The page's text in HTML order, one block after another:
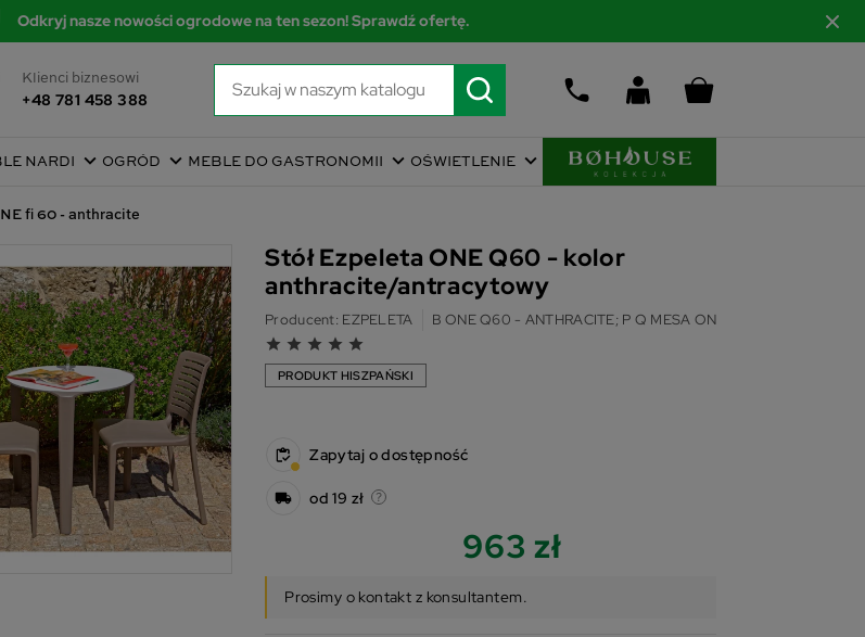
Odkryj nasze nowości ogrodowe na ten sezon! Sprawdź ofertę.
Klienci biznesowi
+48 781 458 388
NARDI OGRÓD MEBLE DO GASTRONOMII OŚWIETLENIE
fi 60 - anthracite
Stół Ezpeleta ONE Q60 - kolor
anthracite/antracytowy
Producent: EZPELETA B ONE Q60 - ANTHRACITE; P Q MESA ONE - ANTHRACITE
grade grade grade grade grade
PRODUKT HISZPAŃSKI
Zapytaj o dostępność
od 19 zł
963 zł
Prosimy o kontakt z konsultantem.